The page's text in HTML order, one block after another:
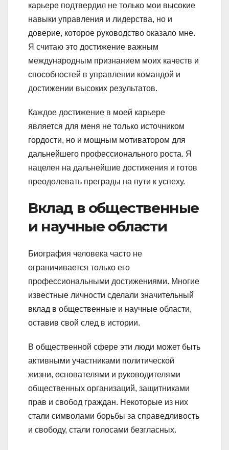
карьере подтвердил не только мои высокие
навыки управления и лидерства, но и
доверие, которое руководство оказало мне.
Я считаю это достижение важным
международным признанием моих качеств и
способностей в управлении командой и
достижении высоких результатов.
Каждое достижение в моей карьере
является для меня не только источником
гордости, но и мощным мотиватором для
дальнейшего профессионального роста. Я
нацелен на дальнейшие достижения и готов
преодолевать преграды на пути к успеху.
Вклад в общественные
и научные области
Биография человека часто не
ограничивается только его
профессиональными достижениями. Многие
известные личности сделали значительный
вклад в общественные и научные области,
оставив свой след в истории.
В общественной сфере эти люди может быть
активными участниками политической
жизни, основателями и руководителями
общественных организаций, защитниками
прав и свобод граждан. Некоторые из них
стали символами борьбы за справедливость
и свободу, стали голосами безгласных.